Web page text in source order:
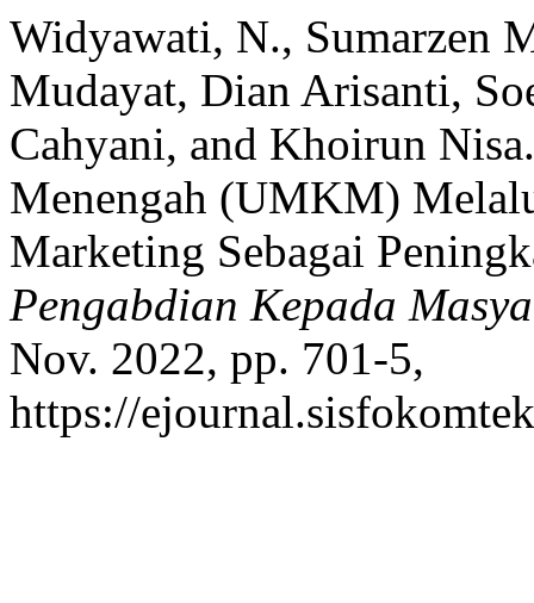
Widyawati, N., Sumarzen
Mudayat, Dian Arisanti,
Cahyani, and Khoirun
Menengah (UMKM)
Marketing Sebagai
Pengabdian Kepada
Nov. 2022, pp. 701-5,
https://